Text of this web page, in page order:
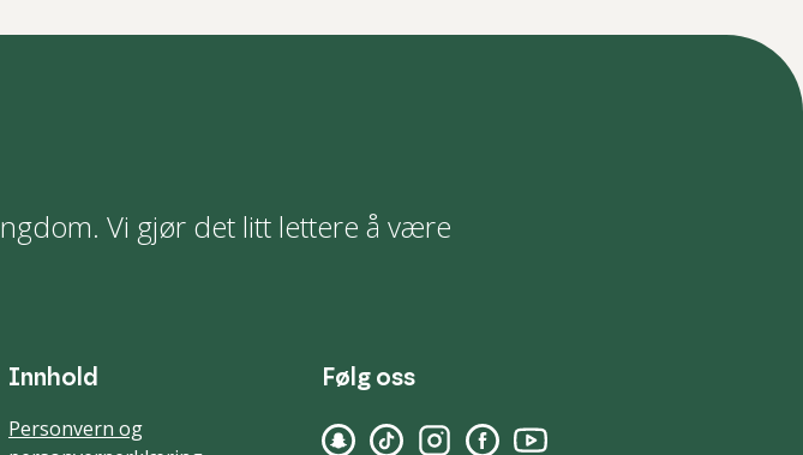
Vi gjør det litt lettere å være
Innhold
Personvern og
Følg oss